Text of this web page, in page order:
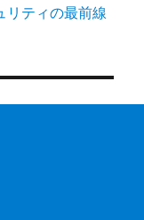
リティの最前線